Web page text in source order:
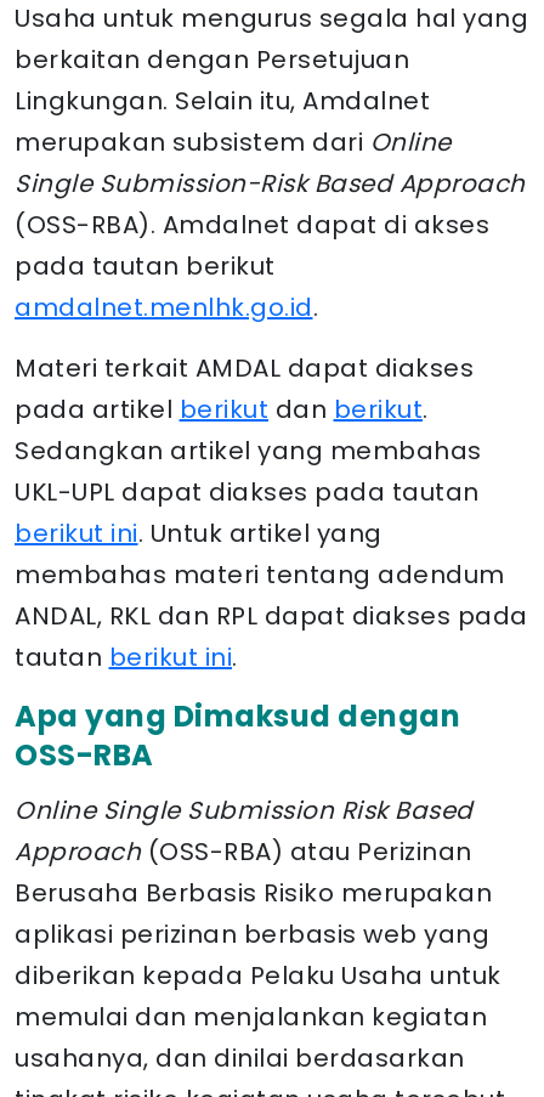
Usaha untuk mengurus segala hal yang
berkaitan dengan Persetujuan
Lingkungan. Selain itu, Amdalnet
merupakan subsistem dari Online
Single Submission-Risk Based Approach
(OSS-RBA). Amdalnet dapat di akses
pada tautan berikut
amdalnet.menlhk.go.id.
Materi terkait AMDAL dapat diakses
pada artikel berikut dan berikut.
Sedangkan artikel yang membahas
UKL-UPL dapat diakses pada tautan
berikut ini. Untuk artikel yang
membahas materi tentang adendum
ANDAL, RKL dan RPL dapat diakses pada
tautan berikut ini.
Apa yang Dimaksud dengan
OSS-RBA
Online Single Submission Risk Based
Approach(OSS-RBA) atau Perizinan
Berusaha Berbasis Risiko merupakan
aplikasi perizinan berbasis web yang
diberikan kepada Pelaku Usaha untuk
memulai dan menjalankan kegiatan
usahanya, dan dinilai berdasarkan